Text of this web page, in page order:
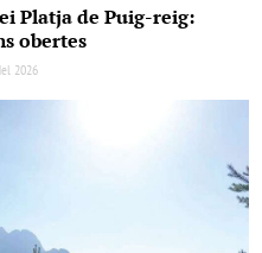
Platja de Puig-reig:
obertes
2026